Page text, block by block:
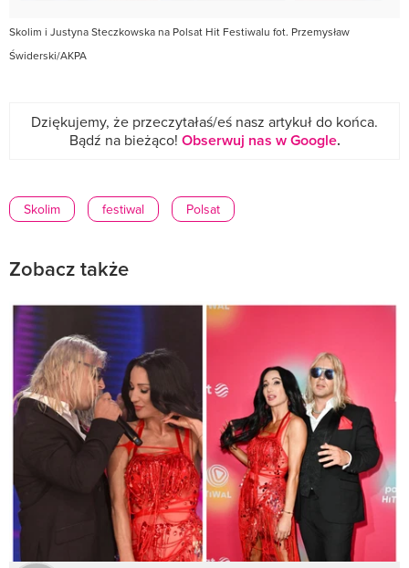
Skolim i Justyna Steczkowska na Polsat Hit Festiwalu fot. Przemysław
Świderski/AKPA
Dziękujemy, że przeczytałaś/eś nasz artykuł do końca.
Bądź na bieżąco! Obserwuj nas w Google.
Skolim festiwal Polsat
Zobacz także